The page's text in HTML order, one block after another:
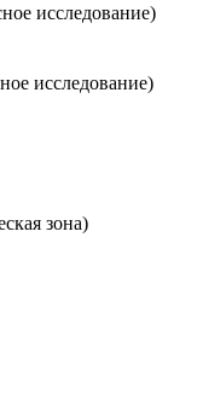
исследование)
исследование)
зона)